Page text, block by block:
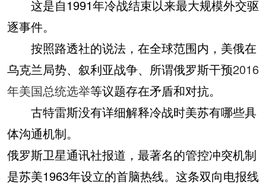
这是自1991年冷战结束以来最大规模外交驱
逐事件。
按照路透社的说法，在全球范围内，美俄在
乌克兰局势、叙利亚战争、所谓俄罗斯干预2016
年美国总统选举等议题存在矛盾和对抗。
古特雷斯没有详细解释冷战时美苏有哪些具
体沟通机制。
俄罗斯卫星通讯社报道，最著名的管控冲突机制
是苏美1963年设立的首脑热线。这条双向电报线